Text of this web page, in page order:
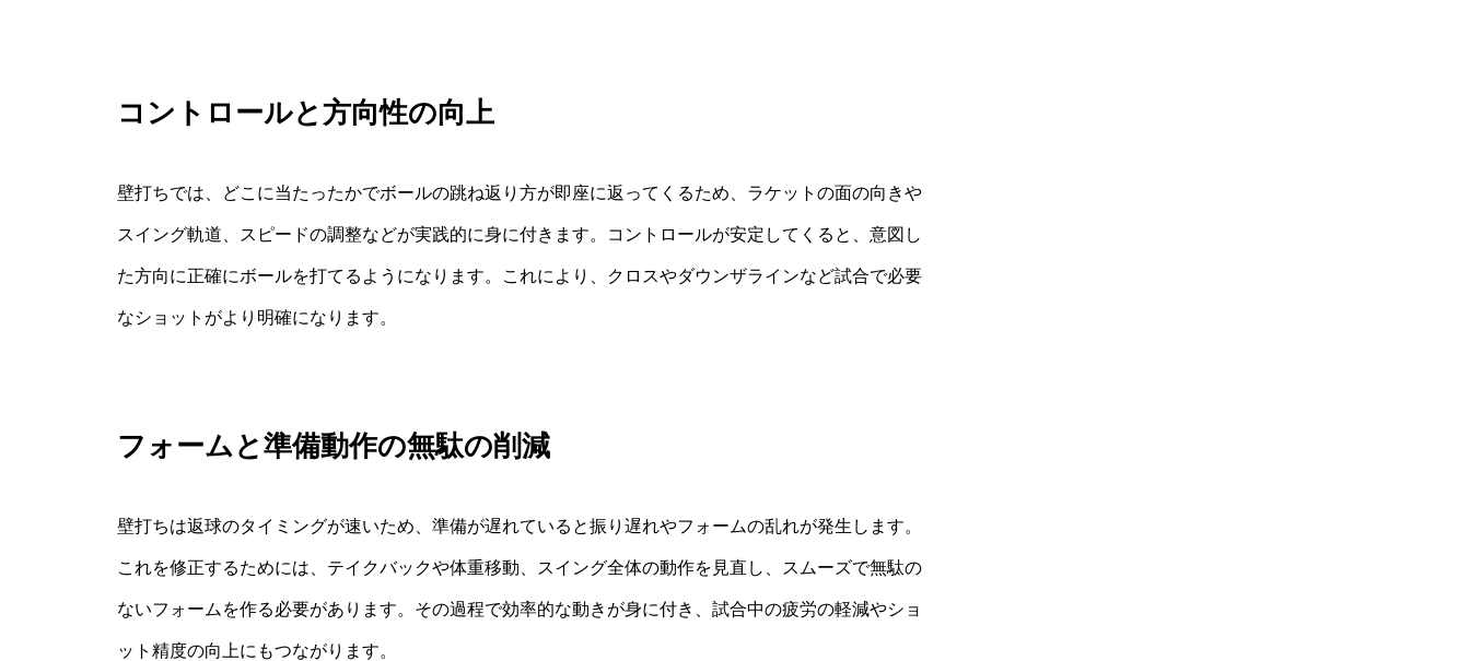
コントロールと方向性の向上
壁打ちでは、どこに当たったかでボールの跳ね返り方が即座に返ってくるため、ラケットの面の向きや
スイング軌道、スピードの調整などが実践的に身に付きます。コントロールが安定してくると、意図し
た方向に正確にボールを打てるようになります。これにより、クロスやダウンザラインなど試合で必要
なショットがより明確になります。
フォームと準備動作の無駄の削減
壁打ちは返球のタイミングが速いため、準備が遅れていると振り遅れやフォームの乱れが発生します。
これを修正するためには、テイクバックや体重移動、スイング全体の動作を見直し、スムーズで無駄の
ないフォームを作る必要があります。その過程で効率的な動きが身に付き、試合中の疲労の軽減やショ
ット精度の向上にもつながります。